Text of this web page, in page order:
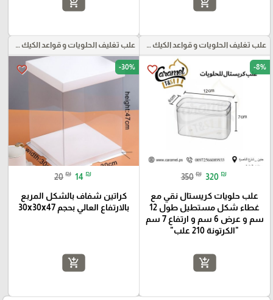
علب تغليف الحلويات و قواعد الكيك و علب بلاستيكية بأنواعها
favorite_border -8%
350 ₪ 320 ₪
علب حلويات كريستال نقي مع
غطاء شكل مستطيل طول 12
سم و عرض 6 سم و ارتفاع 7 سم
"الكرتونة 210 علب"
add_shopping_cart
علب تغليف الحلويات و قواعد الكيك و علب بلاستيكية بأنواعها
favorite_border -30%
20 ₪ 14 ₪
كراتين شفاف بالشكل المربع
بالارتفاع العالي بحجم 30x30x47
add_shopping_cart